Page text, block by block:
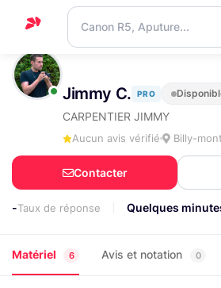
Accueil
Support
Nous
contacter
Jimmy C. PRO
CARPENTIER JIMMY
Aucun avis vérifié Billy-
Contacter
-Taux de réponse Quelques
Matériel 6 Avis et notation 0